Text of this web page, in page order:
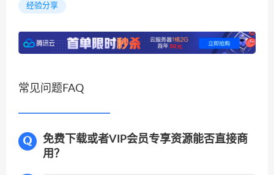
经验分享
常见问题FAQ
免费下载或者VIP会员专享资源能否直接商
用？